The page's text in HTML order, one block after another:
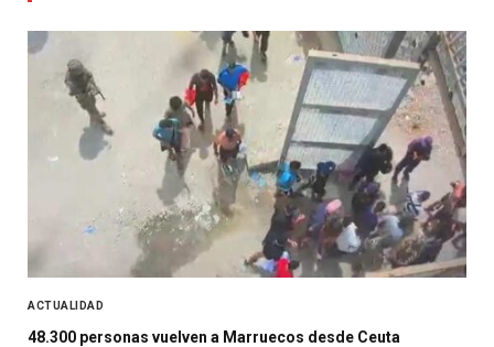
ACTUALIDAD
48.300 personas vuelven a Marruecos desde Ceuta